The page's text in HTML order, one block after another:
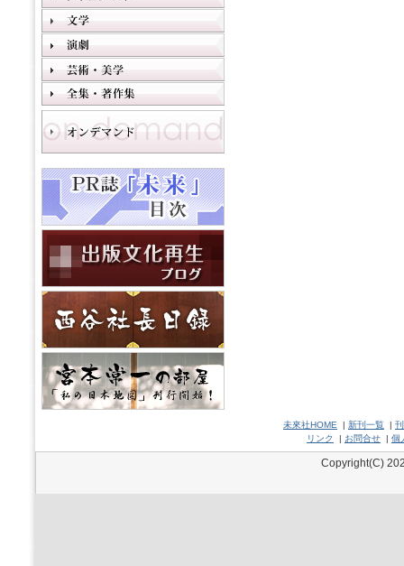
未來社HOME | 新刊一覧 |
リンク
| お問合せ | 個
Copyright(C)